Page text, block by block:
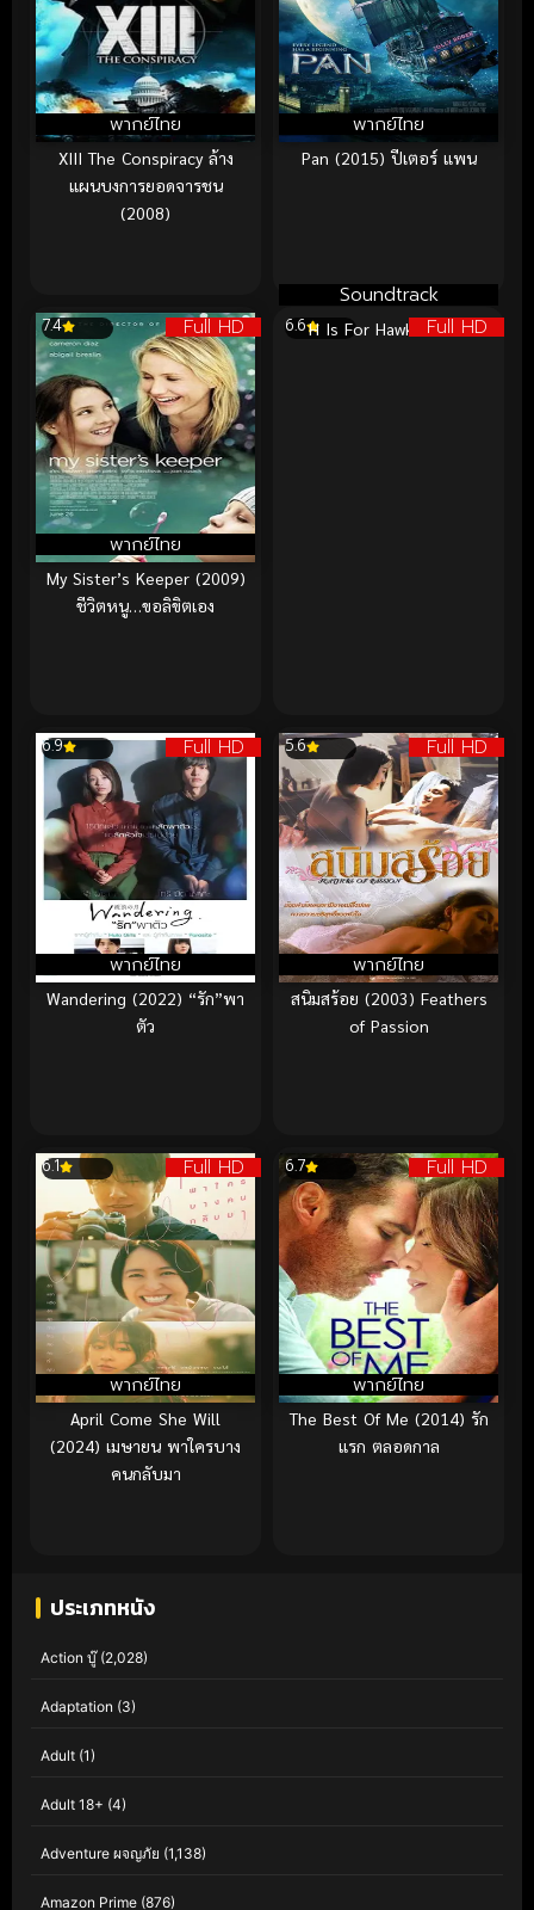
พากย์ไทย
XIII The Conspiracy ล้าง
แผนบงการยอดจารชน
(2008)
พากย์ไทย
Pan (2015) ปีเตอร์ แพน
Full HD
พากย์ไทย
7.4
My Sister’s Keeper (2009)
ชีวิตหนู…ขอลิขิตเอง
Full HD
Soundtrack
6.6H Is For Hawk (2025)
Full HD
พากย์ไทย
6.9
Wandering (2022) “รัก”พา
ตัว
Full HD
พากย์ไทย
5.6
สนิมสร้อย (2003) Feathers
of Passion
Full HD
พากย์ไทย
6.1
April Come She Will
(2024) เมษายน พาใครบาง
คนกลับมา
Full HD
พากย์ไทย
6.7
The Best Of Me (2014) รัก
แรก ตลอดกาล
ประเภทหนัง
Action บู๊(2,028)
Adaptation (3)
Adult (1)
Adult 18+ (4)
Adventure ผจญภัย (1,138)
Amazon Prime (876)